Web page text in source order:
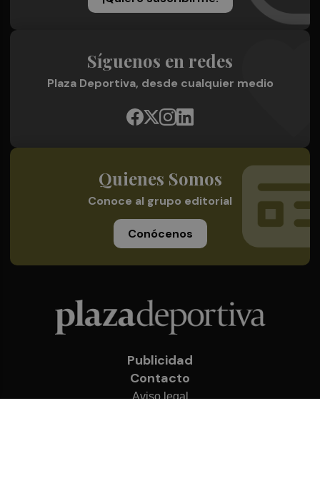
Síguenos en redes
Plaza Deportiva, desde cualquier medio
Quienes Somos
Conoce al grupo editorial
Conócenos
Publicidad
Contacto
Aviso legal